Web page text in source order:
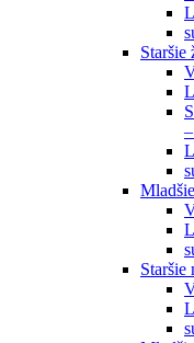
Staršie
Staršie